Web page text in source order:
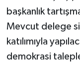
başkanlık
Mevcut delege
katılımıyla
demokrasi